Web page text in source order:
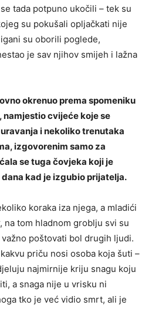
tada potpuno ukočili – tek su
su pokušali opljačkati nije
su oborili poglede,
je sav njihov smijeh i lažna
okrenuo prema spomeniku
cvijeće koje se
i nekoliko trenutaka
izgovorenim samo za
se tuga čovjeka koji je
kad je izgubio prijatelja.
koraka iza njega, a mladići
na tom hladnom groblju svi su
poštovati bol drugih ljudi.
priču nosi osoba koja šuti –
najmirnije kriju snagu koju
a snaga nije u vrisku ni
tko je već vidio smrt, ali je